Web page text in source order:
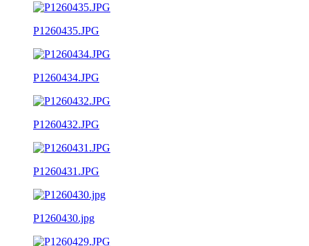
P1260435.JPG
P1260434.JPG
P1260432.JPG
P1260431.JPG
P1260430.jpg